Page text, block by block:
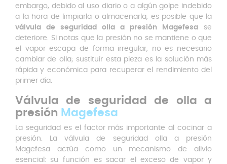
embargo, debido al uso diario o a algún golpe indebido
a la hora de limpiarla o almacenarla, es posible que la
válvula de seguridad olla a presión Magefesa se
deteriore. Si notas que la presión no se mantiene o que
el vapor escapa de forma irregular, no es necesario
cambiar de olla; sustituir esta pieza es la solución más
rápida y económica para recuperar el rendimiento del
primer día.
Válvula de seguridad de olla a
presión Magefesa
La seguridad es el factor más importante al cocinar a
presión. La válvula de seguridad olla a presión
Magefesa actúa como un mecanismo de alivio
esencial: su función es sacar el exceso de vapor y